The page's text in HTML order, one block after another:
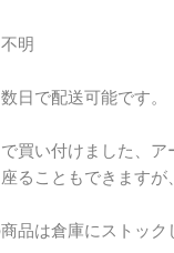
明
日で配送可能です。
買い付けました、ア
ることもできますが
品は倉庫にストッ